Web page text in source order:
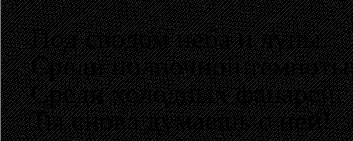
Под сводом неба и луны.
Среди полночной
Среди холодных фанарей.
Ты снова думаешь о ней!